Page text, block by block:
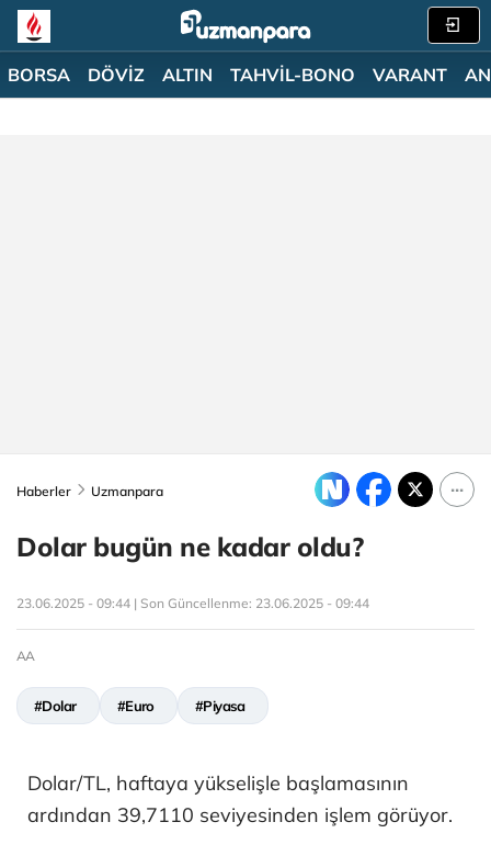
BORSA DÖVİZ ALTIN TAHVİL-BONO VARANT
Haberler Uzmanpara
Dolar bugün ne kadar oldu?
23.06.2025 - 09:44 | Son Güncellenme: 23.06.2025 - 09:44
AA
#Dolar #Euro #Piyasa
Dolar/TL, haftaya yükselişle başlamasının
ardından 39,7110 seviyesinden işlem görüyor.